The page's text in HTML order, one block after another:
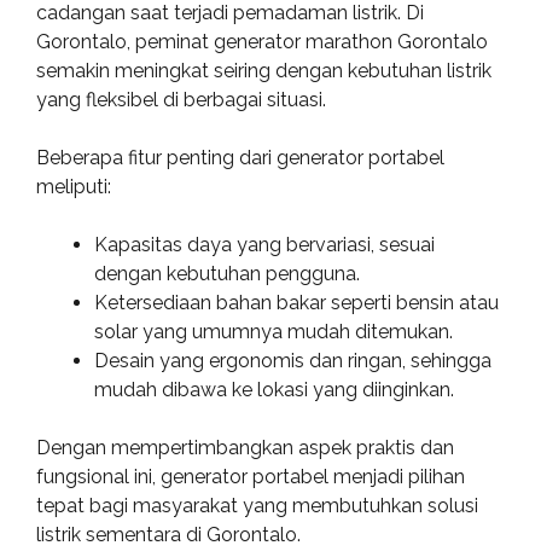
cadangan saat terjadi pemadaman listrik. Di
Gorontalo, peminat generator marathon Gorontalo
semakin meningkat seiring dengan kebutuhan listrik
yang fleksibel di berbagai situasi.
Beberapa fitur penting dari generator portabel
meliputi:
Kapasitas daya yang bervariasi, sesuai
dengan kebutuhan pengguna.
Ketersediaan bahan bakar seperti bensin atau
solar yang umumnya mudah ditemukan.
Desain yang ergonomis dan ringan, sehingga
mudah dibawa ke lokasi yang diinginkan.
Dengan mempertimbangkan aspek praktis dan
fungsional ini, generator portabel menjadi pilihan
tepat bagi masyarakat yang membutuhkan solusi
listrik sementara di Gorontalo.